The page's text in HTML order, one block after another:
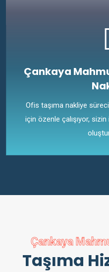
Çankaya
Ofis taşıma nakliye
için özenle çalışıyor, sizin
Çankaya
Taşıma